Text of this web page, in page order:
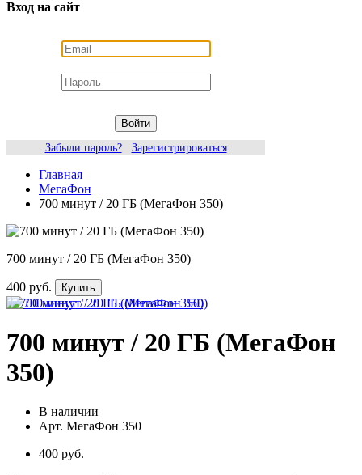
Вход на сайт
Войти
Забыли пароль?
Зарегистрироваться
Главная
МегаФон
700 минут / 20 ГБ (МегаФон 350)
700 минут / 20 ГБ (МегаФон 350)
400 руб. Купить
700 минут / 20 ГБ (МегаФон
350)
В наличии
Арт. МегаФон 350
400 руб.